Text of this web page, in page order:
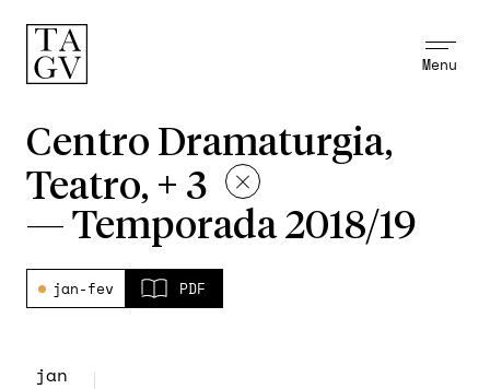
Menu
Centro Dramaturgia,
Teatro, + 3
— Temporada 2018/19
jan-fev PDF
jan